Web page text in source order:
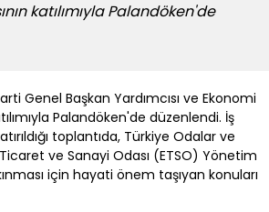
katılımıyla Palandöken'de
Genel Başkan Yardımcısı ve Ekonomi
Palandöken'de düzenlendi. İş
toplantıda, Türkiye Odalar ve
ve Sanayi Odası (ETSO) Yönetim
için hayati önem taşıyan konuları